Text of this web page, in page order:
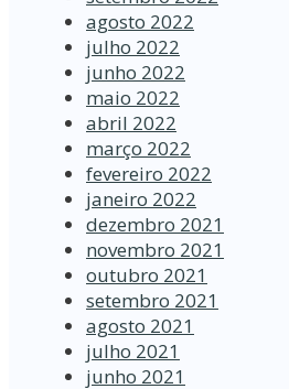
agosto 2022
julho 2022
junho 2022
maio 2022
abril 2022
março 2022
fevereiro 2022
janeiro 2022
dezembro 2021
novembro 2021
outubro 2021
setembro 2021
agosto 2021
julho 2021
junho 2021